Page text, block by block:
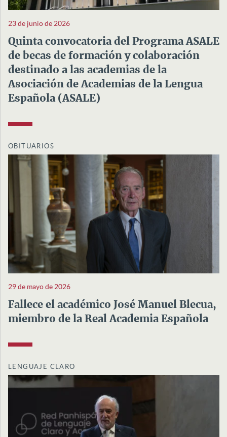
23 de junio de 2026
Quinta convocatoria del Programa ASALE
de becas de formación y colaboración
destinado a las academias de la
Asociación de Academias de la Lengua
Española (ASALE)
OBITUARIOS
29 de mayo de 2026
Fallece el académico José Manuel Blecua,
miembro de la Real Academia Española
LENGUAJE CLARO